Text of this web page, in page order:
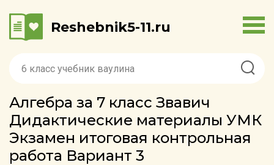
Reshebnik5-11.ru
Алгебра за 7 класс Звавич
Дидактические материалы УМК
Экзамен итоговая контрольная
работа Вариант 3